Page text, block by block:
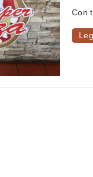
Con